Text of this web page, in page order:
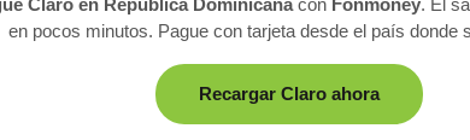
Claro en República Dominicanacon Fonmoney. El
en pocos minutos. Pague con tarjeta desde el país donde
Recargar Claro ahora